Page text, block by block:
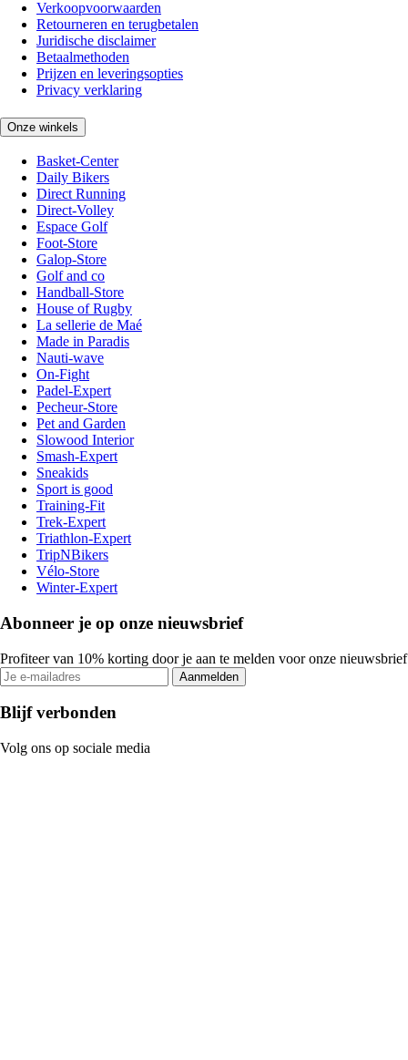
Verkoopvoorwaarden
Retourneren en terugbetalen
Juridische disclaimer
Betaalmethoden
Prijzen en leveringsopties
Privacy verklaring
Onze winkels
Basket-Center
Daily Bikers
Direct Running
Direct-Volley
Espace Golf
Foot-Store
Galop-Store
Golf and co
Handball-Store
House of Rugby
La sellerie de Maé
Made in Paradis
Nauti-wave
On-Fight
Padel-Expert
Pecheur-Store
Pet and Garden
Slowood Interior
Smash-Expert
Sneakids
Sport is good
Training-Fit
Trek-Expert
Triathlon-Expert
TripNBikers
Vélo-Store
Winter-Expert
Abonneer je op onze nieuwsbrief
Profiteer van 10% korting door je aan te melden voor onze nieuwsbrief
Aanmelden
Blijf verbonden
Volg ons op sociale media